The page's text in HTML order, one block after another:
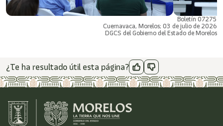
Boletín 07275
Cuernavaca, Morelos; 03 de julio de 2026
DGCS del Gobierno del Estado de Morelos
¿Te ha resultado útil esta página?